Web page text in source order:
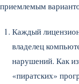
приемлемым
Каждый
владелец
нарушений. Как
«пиратских»